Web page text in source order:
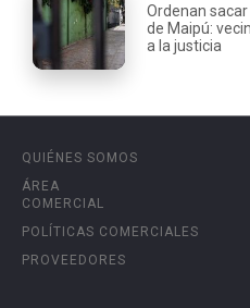
Ordenan
de Maipú:
a la justicia
QUIÉNES SOMOS
ÁREA
COMERCIAL
POLÍTICAS COMERCIALES
PROVEEDORES